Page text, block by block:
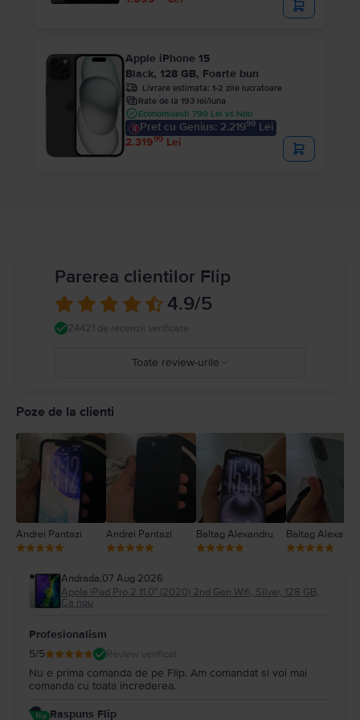
Apple iPhone 15
Black, 128 GB, Foarte bun
Livrare estimata: 1-2 zile lucratoare
Rate de la 193 lei/luna
Economisesti 790 Lei vs Nou
Pret cu Genius: 2.21999 Lei
2.31999 Lei
Parerea clientilor Flip
4.9/5
24421 de recenzii verificate
Toate review-urile
Poze de la clienti
Andrei Pantazi Andrei Pantazi Baltag Alexandru Baltag
Andrada,07 Aug 2026
Apple iPad Pro 2 11.0" (2020) 2nd Gen Wifi, Silver, 128 GB,
Ca nou
Profesionalism
5/5 Review verificat
Nu e prima comanda de pe Flip. Am comandat si voi mai
comanda cu toata increderea.
Raspuns Flip